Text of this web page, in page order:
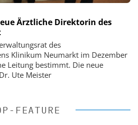
Ärztliche Direktorin des
des
Klinikum Neumarkt im Dezember
Leitung bestimmt. Die neue
Ute Meister
FEATURE